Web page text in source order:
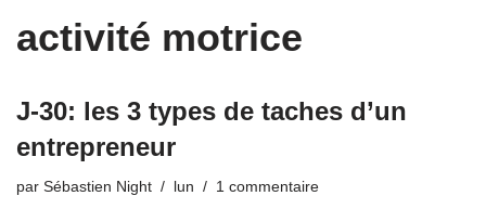
activité motrice
J-30: les 3 types de taches d’un
entrepreneur
par Sébastien Night lun 1 commentaire